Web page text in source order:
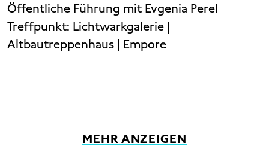
Öffentliche Führung mit Evgenia Perel
Treffpunkt: Lichtwarkgalerie |
Altbautreppenhaus | Empore
MEHR ANZEIGEN